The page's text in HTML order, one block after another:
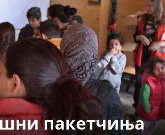
ИСТОРИЈАТ НА ЦКРМ
ИСТОРИЈАТ НА ДВИЖЕЊЕТО
СТРУКТУРА НА ОРГАНИЗАЦИЈАТА
КОНТАКТ ИНФОРМАЦИИ
ЧЛЕНСТВО ВО ПРОФЕСИОНАЛНИ ТЕЛА
ЗАКОН ЗА ЦКРМ
пакетчиња